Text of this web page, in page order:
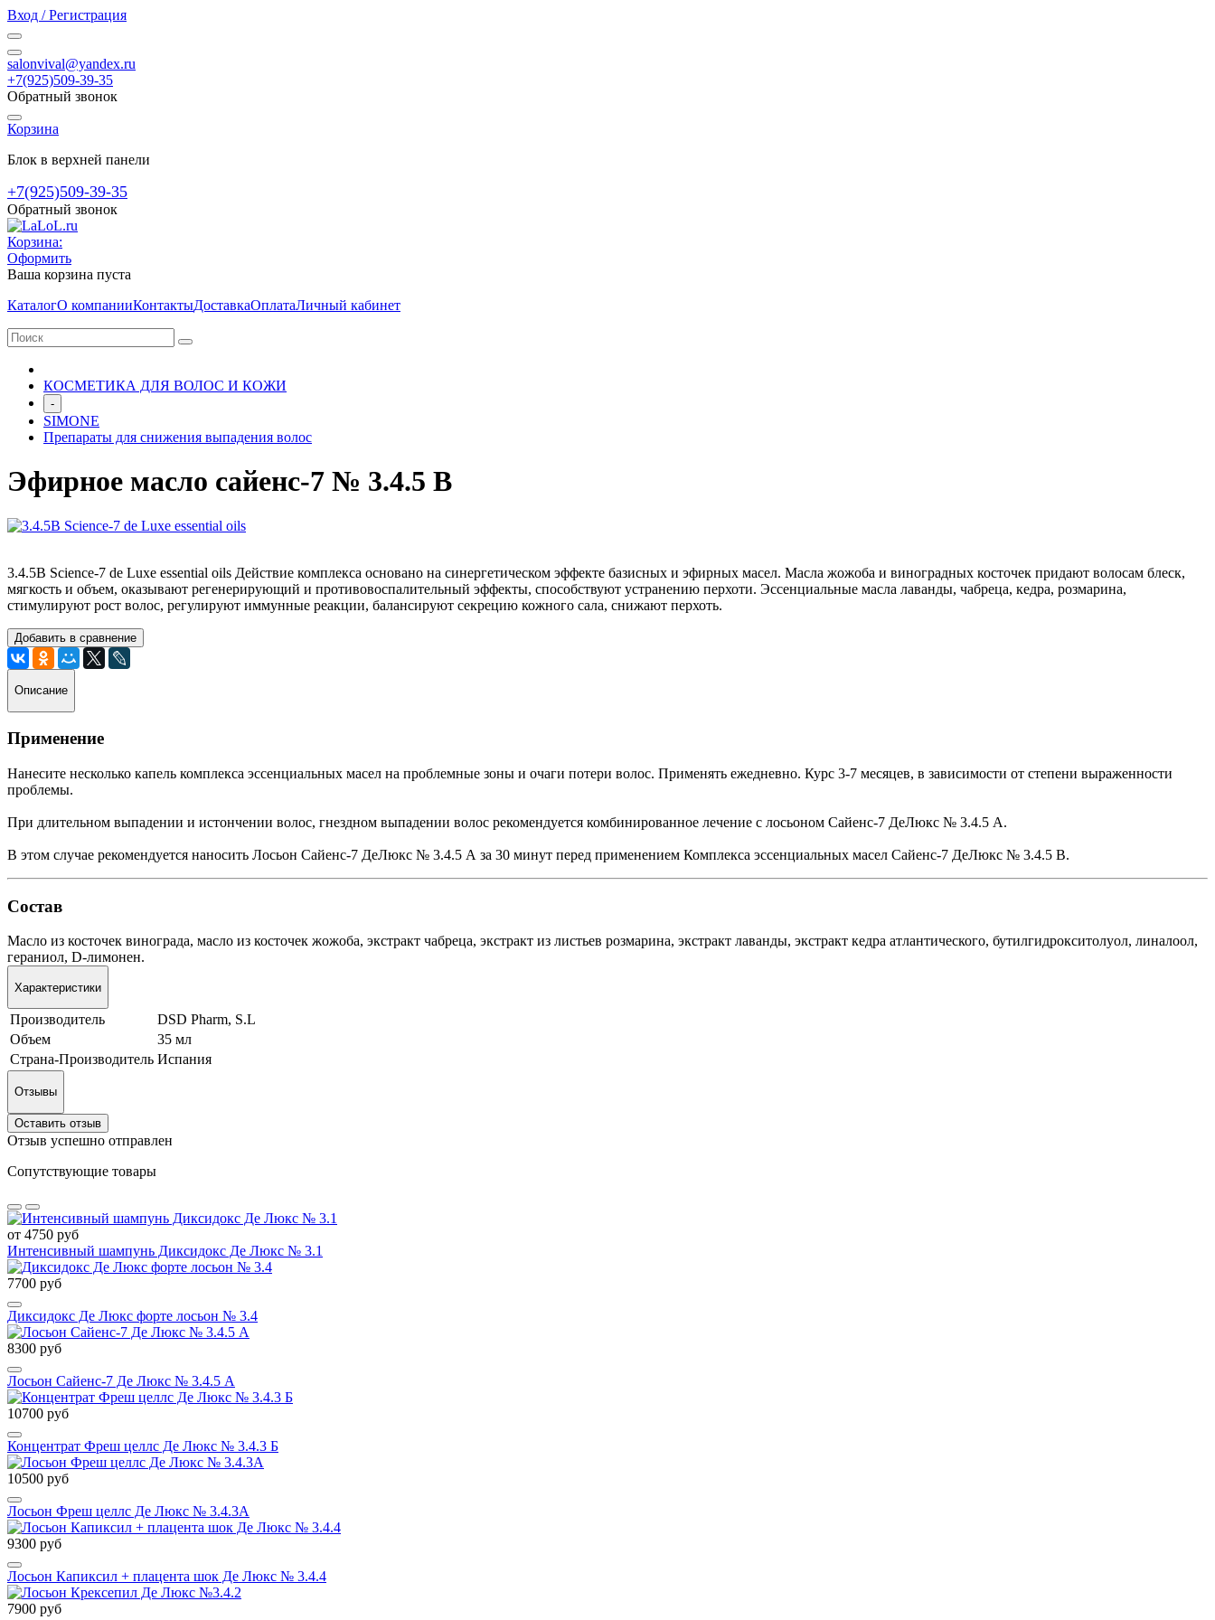
Вход / Регистрация
salonvival@yandex.ru
+7(925)509-39-35
Обратный звонок
Корзина
Блок в верхней панели
+7(925)509-39-35
Обратный звонок
Корзина:
Оформить
Ваша корзина пуста
КаталогО компанииКонтактыДоставкаОплатаЛичный кабинет
КОСМЕТИКА ДЛЯ ВОЛОС И КОЖИ
-
SIMONE
Препараты для снижения выпадения волос
Эфирное масло сайенс-7 № 3.4.5 B
3.4.5B Science-7 de Luxe essential oils Действие комплекса основано на синергетическом эффекте базисных и эфирных масел. Масла жожоба и виноградных косточек придают волосам блеск,
мягкость и объем, оказывают регенерирующий и противовоспалительный эффекты, способствуют устранению перхоти. Эссенциальные масла лаванды, чабреца, кедра, розмарина,
стимулируют рост волос, регулируют иммунные реакции, балансируют секрецию кожного сала, снижают перхоть.
Добавить в сравнение
Описание
Применение
Нанесите несколько капель комплекса эссенциальных масел на проблемные зоны и очаги потери волос. Применять ежедневно. Курс 3-7 месяцев, в зависимости от степени выраженности
проблемы.
При длительном выпадении и истончении волос, гнездном выпадении волос рекомендуется комбинированное лечение с лосьоном Сайенс-7 ДеЛюкс № 3.4.5 А.
В этом случае рекомендуется наносить Лосьон Сайенс-7 ДеЛюкс № 3.4.5 А за 30 минут перед применением Комплекса эссенциальных масел Сайенс-7 ДеЛюкс № 3.4.5 B.
Состав
Масло из косточек винограда, масло из косточек жожоба, экстракт чабреца, экстракт из листьев розмарина, экстракт лаванды, экстракт кедра атлантического, бутилгидрокситолуол, линалоол,
гераниол, D-лимонен.
Характеристики
Производитель
DSD Pharm, S.L
Объем
35 мл
Страна-Производитель Испания
Отзывы
Оставить отзыв
Отзыв успешно отправлен
Сопутствующие товары
от 4750 руб
Интенсивный шампунь Диксидокс Де Люкс № 3.1
7700 руб
Диксидокс Де Люкс форте лосьон № 3.4
8300 руб
Лосьон Сайенс-7 Де Люкс № 3.4.5 А
10700 руб
Концентрат Фреш целлс Де Люкс № 3.4.3 Б
10500 руб
Лосьон Фреш целлс Де Люкс № 3.4.3А
9300 руб
Лосьон Капиксил + плацента шок Де Люкс № 3.4.4
7900 руб